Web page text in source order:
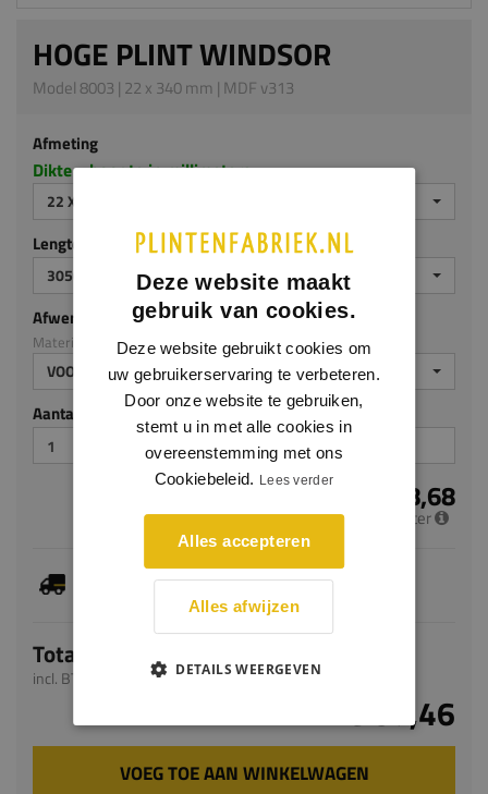
HOGE PLINT WINDSOR
Model 8003 | 22 x 340 mm | MDF v313
Afmeting
Dikte x hoogte in millimeters
22 X 340 MM
Lengte (mm)
3050
Afwerking
Materiaal: MDF v313
VOORGELAKT
Aantal stuks
€ 28,68
per meter
Je hebt gekozen voor maatwerk, de verwachte
Totaal
incl. BTW
€ 87,46
VOEG TOE AAN WINKELWAGEN
Deze website maakt
gebruik van cookies.
Deze website gebruikt cookies om
uw gebruikerservaring te verbeteren.
Door onze website te gebruiken,
stemt u in met alle cookies in
overeenstemming met ons
Cookiebeleid. Lees verder
Alles accepteren
Alles afwijzen
DETAILS WEERGEVEN